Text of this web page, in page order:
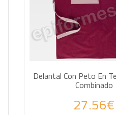
Delantal Con Peto En
Combinado
27.56€